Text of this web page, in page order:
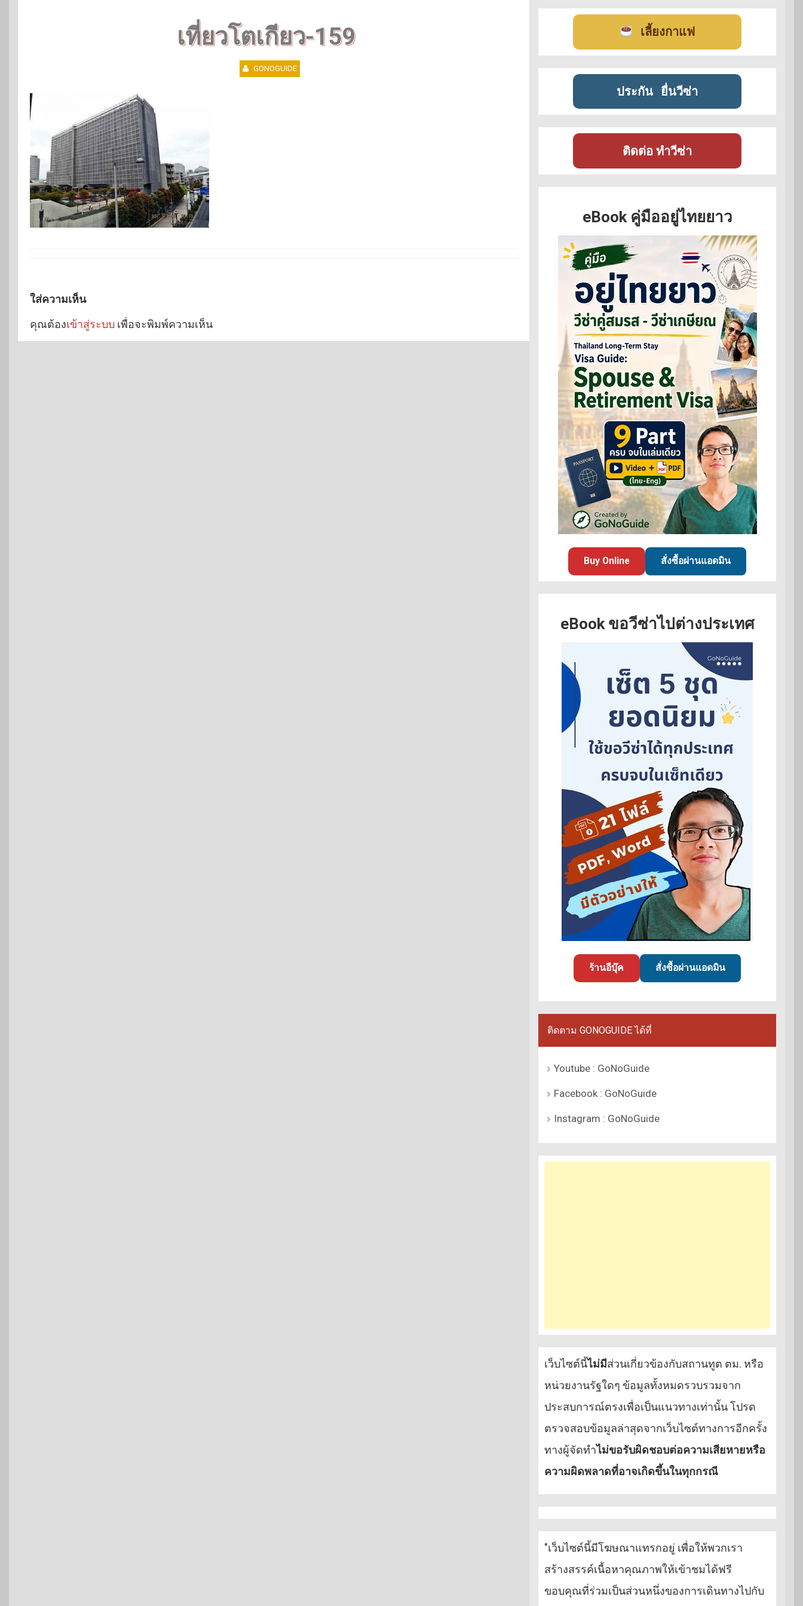
เที่ยวโตเกียว-159
GONOGUIDE
ใส่ความเห็น
คุณต้องเข้าสู่ระบบ เพื่อจะพิมพ์ความเห็น
เลี้ยงกาแฟ
ประกัน ยื่นวีซ่า
ติดต่อ ทำวีซ่า
eBook คู่มืออยู่ไทยยาว
Buy Online สั่งซื้อผ่านแอดมิน
eBook ขอวีซ่าไปต่างประเทศ
ร้านอีบุ๊ค สั่งซื้อผ่านแอดมิน
ติดตาม GONOGUIDE ได้ที่
Youtube : GoNoGuide
Facebook : GoNoGuide
Instagram : GoNoGuide
เว็บไซต์นี้ไม่มีส่วนเกี่ยวข้องกับสถานทูต ตม. หรือ
หน่วยงานรัฐใดๆ ข้อมูลทั้งหมดรวบรวมจาก
ประสบการณ์ตรงเพื่อเป็นแนวทางเท่านั้น โปรด
ตรวจสอบข้อมูลล่าสุดจากเว็บไซต์ทางการอีกครั้ง
ทางผู้จัดทำไม่ขอรับผิดชอบต่อความเสียหายหรือ
ความผิดพลาดที่อาจเกิดขึ้นในทุกกรณี
"เว็บไซต์นี้มีโฆษณาแทรกอยู่ เพื่อให้พวกเรา
สร้างสรรค์เนื้อหาคุณภาพให้เข้าชมได้ฟรี
ขอบคุณที่ร่วมเป็นส่วนหนึ่งของการเดินทางไปกับ